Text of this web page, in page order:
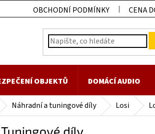
OBCHODNÍ PODMÍNKY CENA
OBJEKTŮ DOMÁCÍ AUDIO
Náhradní a tuningové díly Losi